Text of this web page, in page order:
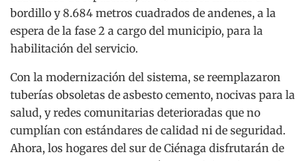
bordillo y 8.684 metros cuadrados de andenes, a la
espera de la fase 2 a cargo del municipio, para la
habilitación del servicio.
Con la modernización del sistema, se reemplazaron
tuberías obsoletas de asbesto cemento, nocivas para la
salud, y redes comunitarias deterioradas que no
cumplían con estándares de calidad ni de seguridad.
Ahora, los hogares del sur de Ciénaga disfrutarán de